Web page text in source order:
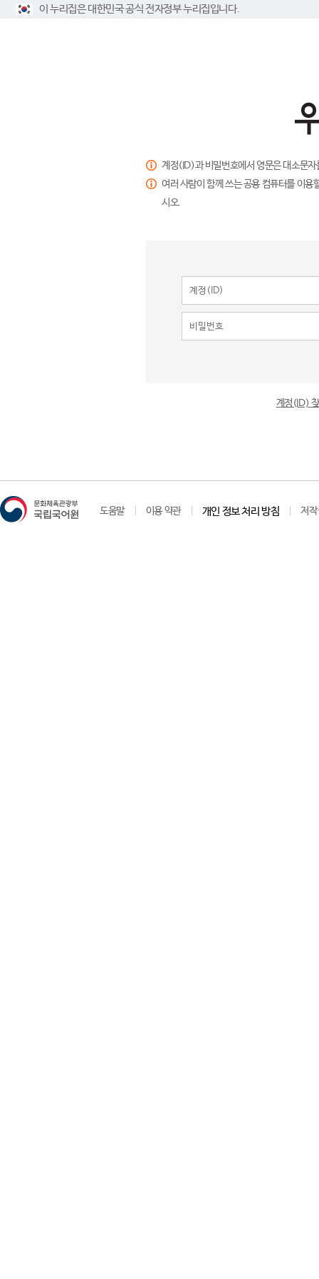
이 누리집은 대한민국 공식 전자정부 누리집입니다.
계정(ID)과 비밀번호에서 영문은 대소문
여러 사람이 함께 쓰는 공용 컴퓨터를 이
시오.
계정(ID)
도움말 이용 약관 개인 정보 처리 방침 저